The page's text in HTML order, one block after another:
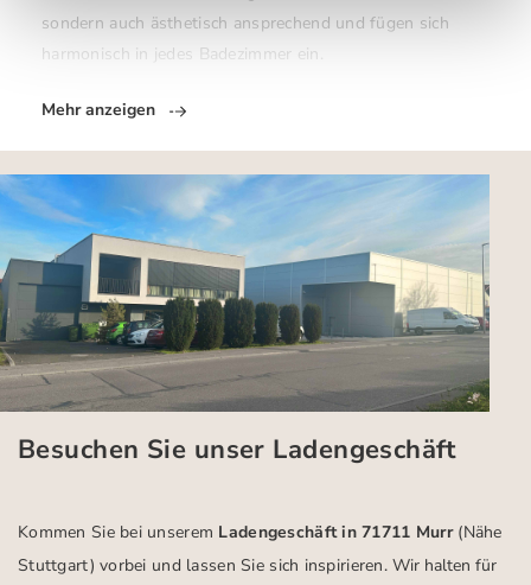
sondern auch ästhetisch ansprechend und fügen sich
harmonisch in jedes Badezimmer ein.
Mehr anzeigen
Besuchen Sie unser Ladengeschäft
Kommen Sie bei unserem Ladengeschäft in 71711 Murr (Nähe
Stuttgart) vorbei und lassen Sie sich inspirieren.Wir halten für